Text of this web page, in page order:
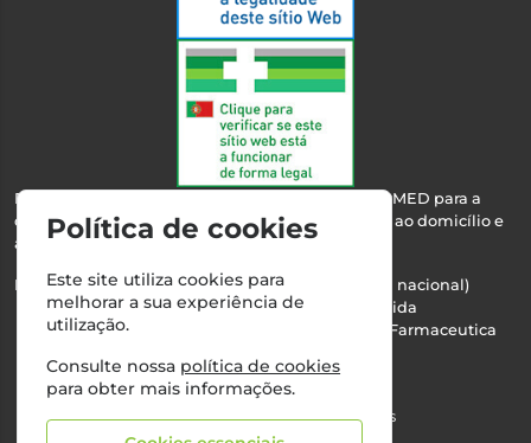
Esta farmácia encontra-se autorizada pelo INFARMED para a
dispensa de medicamentos e produtos de saúde ao domicílio e
através da internet.
Nº Infarmed: 21 798 7100 (chamada para rede fixa nacional)
Direção Técnica:Maria Teresa Almeida
NIPC:510103669 | Teresa Almeida - Sociedade Farmaceutica
Alvará nº:2994
©2026 Todos os direitos reservados
Política de cookies
Este site utiliza cookies para
melhorar a sua experiência de
utilização.
Consulte nossa política de cookies
para obter mais informações.